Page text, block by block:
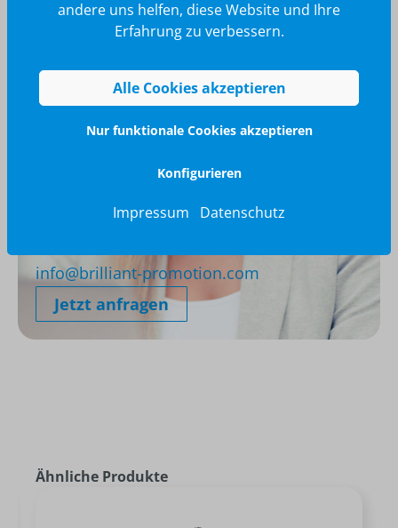
Wir glänzen für Sie
info@brilliant-promotion.com
Jetzt anfragen
Ähnliche Produkte
andere uns helfen, diese Website und Ihre
Erfahrung zu verbessern.
Alle Cookies akzeptieren
Nur funktionale Cookies akzeptieren
Konfigurieren
Impressum Datenschutz